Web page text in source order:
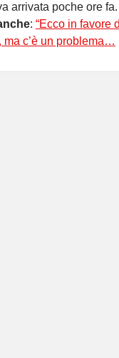
arrivata poche ore fa.
: “Ecco in favore
ma c’è un problema…